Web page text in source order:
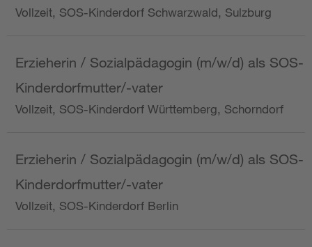
Vollzeit, SOS-Kinderdorf Schwarzwald, Sulzburg
Erzieherin / Sozialpädagogin (m/w/d) als SOS-
Kinderdorfmutter/-vater
Vollzeit, SOS-Kinderdorf Württemberg, Schorndorf
Erzieherin / Sozialpädagogin (m/w/d) als SOS-
Kinderdorfmutter/-vater
Vollzeit, SOS-Kinderdorf Berlin